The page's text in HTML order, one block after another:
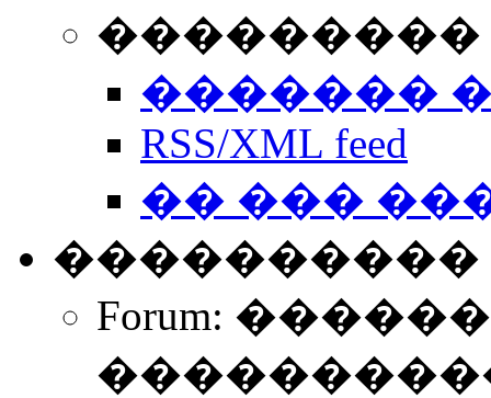
���������
�������
RSS/XML feed
�� ���
����������
Forum: